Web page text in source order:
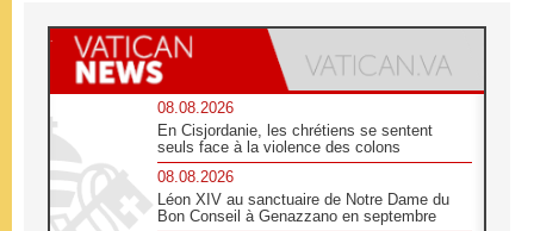
08.08.2026
En Cisjordanie, les chrétiens se sentent
seuls face à la violence des colons
08.08.2026
Léon XIV au sanctuaire de Notre Dame du
Bon Conseil à Genazzano en septembre